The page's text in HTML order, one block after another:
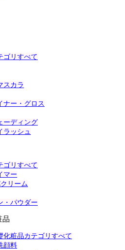
ゴリすべて
スカラ
ナー・グロス
ーディング
ラッシュ
ゴリすべて
マー
リーム
・パウダー
品
化粧品カテゴリすべて
顔料